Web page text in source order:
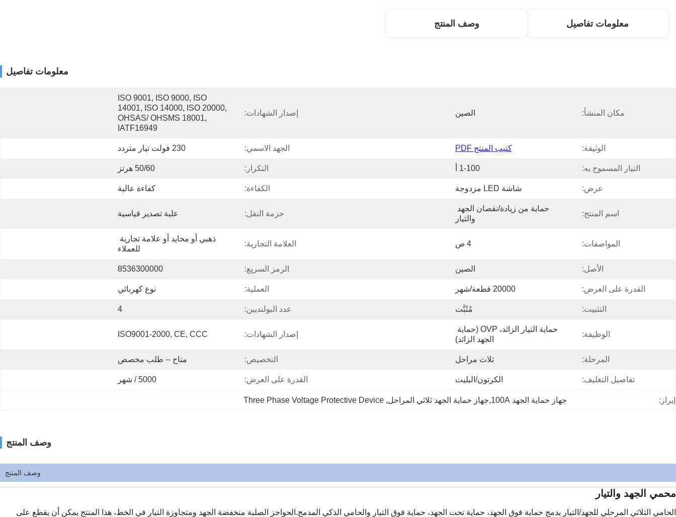
معلومات تفاصيل وصف المنتج
معلومات تفاصيل
مكان المنشأ: الصين إصدار الشهادات:
ISO 9001, ISO 9000, ISO
14001, ISO 14000, ISO 20000,
OHSAS/ OHSMS 18001,
IATF16949
الوثيقة: كتيب المنتج PDF الجهد الاسمي: 230 فولت تيار متردد
التيار المسموح به: 1-100 أ التكرار: 50/60 هرتز
عرض: شاشة LED مزدوجة الكفاءة: كفاءة عالية
اسم المنتج:
والتيار
حزمة النقل: علبة تصدير قياسية
المواصفات: 4 ص العلامة التجارية:
للعملاء
الأصل: الصين الرمز السريع: 8536300000
القدرة على العرض: 20000 قطعة/شهر العملية: نوع كهربائي
التثبيت: مُثَبَّت عدد البولنديين: 4
الوظيفة:
الجهد الزائد)
إصدار الشهادات: ISO9001-2000, CE, CCC
المرحلة: ثلاث مراحل التخصيص: متاح -- طلب مخصص
تفاصيل التغليف: الكرتون/البليت القدرة على العرض: 5000 / شهر
إبراز: جهاز حماية الجهد 100A,جهاز حماية الجهد ثلاثي المراحل ,
Three Phase Voltage Protective Device
وصف المنتج
وصف المنتج
محمي الجهد والتيار
الحامي الثلاثي المرحلي للجهد/التيار يدمج حماية فوق الجهد، حماية تحت الجهد، حماية فوق التيار والحامي الذكي المدمج.الحواجز الصلبة منخفضة الجهد ومتجاوزة التيار في الخط، هذا المنتج يمكن أن يقطع على